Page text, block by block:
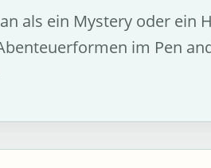
als ein Mystery oder ein
im Pen